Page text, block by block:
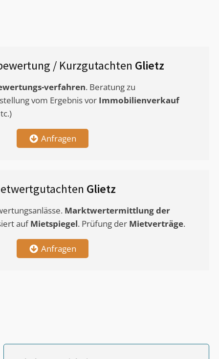
/ Kurzgutachten Glietz
verfahren. Beratung zu
vom Ergebnis vor Immobilienverkauf
Anfragen
Glietz
Marktwertermittlungder
aufMietspiegel. Prüfung der Mietverträge.
Anfragen